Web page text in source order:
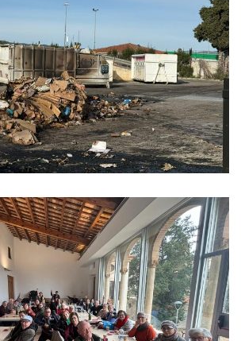
La Deixalleria Comarcal
Penedès A Bellvei
Medi
Per A La Gent Gran Del
Baix Penedès
S. socials